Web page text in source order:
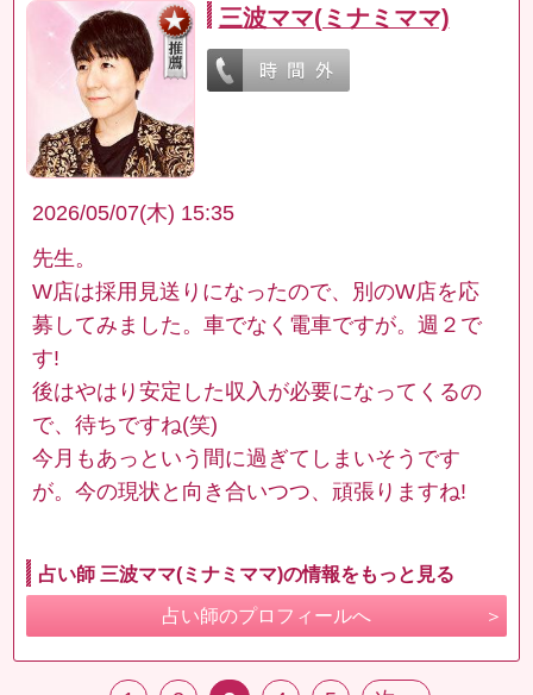
三波ママ(ミナミママ)
2026/05/07(木) 15:35
先生。
W店は採用見送りになったので、別のW店を応
募してみました。車でなく電車ですが。週２で
す!
後はやはり安定した収入が必要になってくるの
で、待ちですね(笑)
今月もあっという間に過ぎてしまいそうです
が。今の現状と向き合いつつ、頑張りますね!
占い師 三波ママ(ミナミママ)の情報をもっと見る
占い師のプロフィールへ